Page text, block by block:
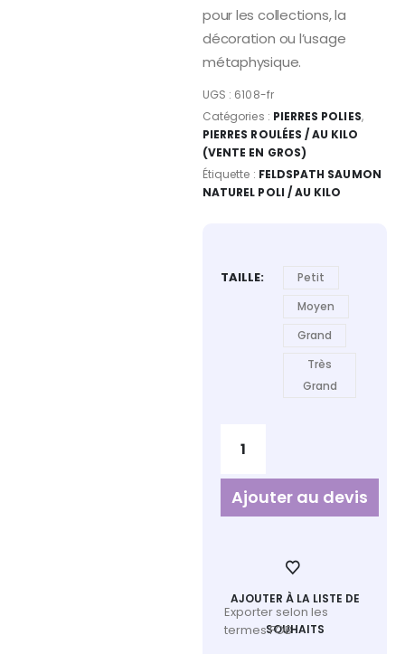
pour les collections, la
décoration ou l’usage
métaphysique.
UGS : 6108-fr
Catégories : PIERRES POLIES,
PIERRES ROULÉES / AU KILO
(VENTE EN GROS)
Étiquette : FELDSPATH SAUMON
NATUREL POLI / AU KILO
TAILLE
Petit
Moyen
Grand
Très
Grand
Ajouter au devis
AJOUTER À LA LISTE DE
SOUHAITS
Exporter selon les
termes FOB